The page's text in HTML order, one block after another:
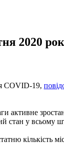
2020
COVID-19,
активне
стан у всьому
кількість